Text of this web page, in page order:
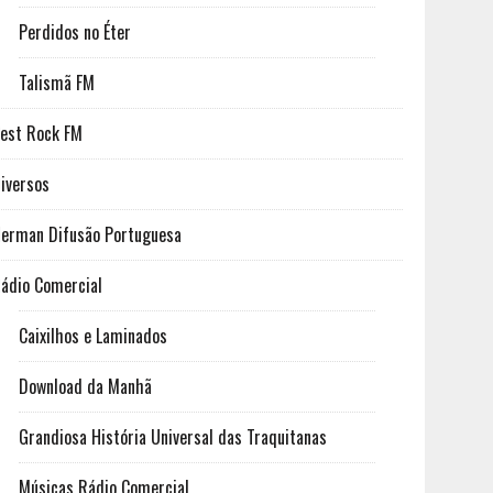
Perdidos no Éter
Talismã FM
Rock FM
Difusão Portuguesa
Comercial
Caixilhos e Laminados
Download da Manhã
Grandiosa História Universal das Traquitanas